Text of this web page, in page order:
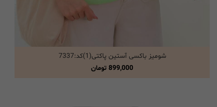
انتخاب گزینه ها
شومیز باکسی آستین پاکتی(1)کد:7337
899,000 تومان